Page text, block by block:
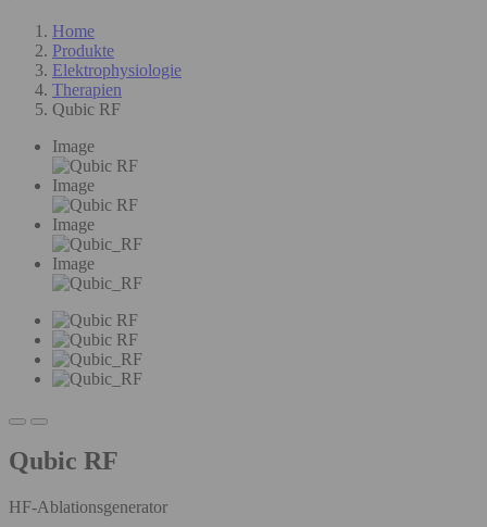
Home
Produkte
Elektrophysiologie
Therapien
Qubic RF
Image
Image
Image
Image
Qubic RF
HF-Ablationsgenerator